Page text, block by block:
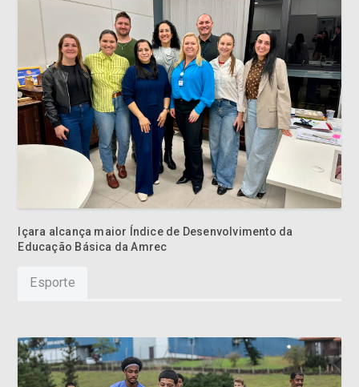
Içara alcança maior Índice de Desenvolvimento da
Educação Básica da Amrec
Esporte